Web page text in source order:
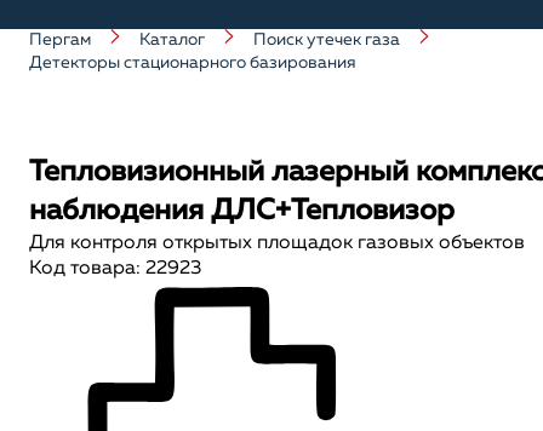
Пергам Каталог
Поиск утечек газа
Детекторы стационарного базирования
Тепловизионный лазерный
наблюдения ДЛС+Тепловизор
Для контроля открытых площадок газовых объектов
Код товара: 22923